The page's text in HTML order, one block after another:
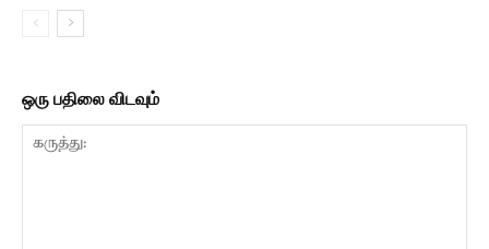
ஒரு பதிலை விடவும்